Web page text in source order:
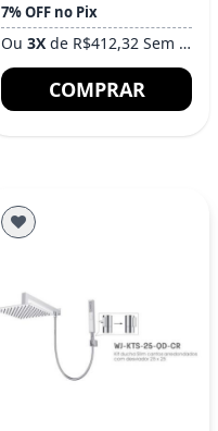
7% OFF no Pix
Ou 3X de R$412,32 Sem Juros
COMPRAR